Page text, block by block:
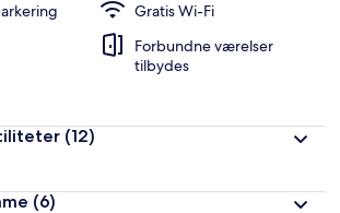
Gratis Wi-Fi
Forbundne værelser
tilbydes
(12)
(6)